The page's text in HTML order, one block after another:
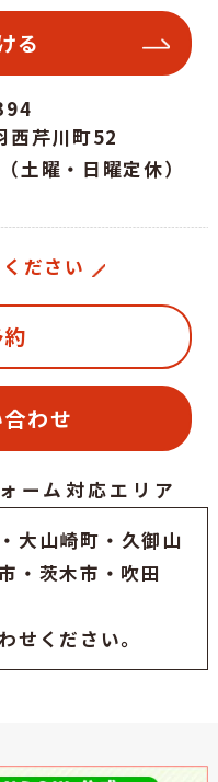
る
西芹川町52
曜・日曜定休）
ださい
わせ
ーム対応エリア
・大山崎町・久御山
・茨木市・吹田
せください。